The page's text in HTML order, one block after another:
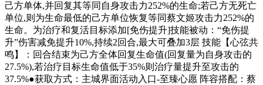
己方单体,并回复其等同自身攻击力252%的生命;若己方无死亡
单位,则为生命最低的己方单位恢复等同蔡文姬攻击力252%的
生命。为治疗和复活目标添加[免伤提升]技能被动：“免伤提
升”伤害减免提升10%,持续2回合,最大可叠加3层 技能【心弦共
鸣】：回合结束为己方全体回复生命值(回复量为自身攻击的
27.5%),若治疗目标生命值低于35%则治疗量提升至攻击的
37.5%●获取方式：主城界面活动入口-至臻心愿 阵容搭配：蔡